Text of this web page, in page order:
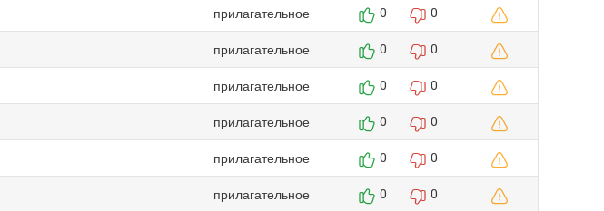
прилагательное 0 0
прилагательное 0 0
прилагательное 0 0
прилагательное 0 0
прилагательное 0 0
прилагательное 0 0